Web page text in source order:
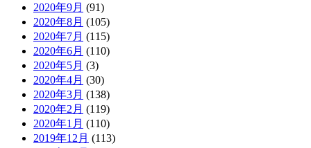
2020年9月 (91)
2020年8月 (105)
2020年7月 (115)
2020年6月 (110)
2020年5月 (3)
2020年4月 (30)
2020年3月 (138)
2020年2月 (119)
2020年1月 (110)
2019年12月 (113)